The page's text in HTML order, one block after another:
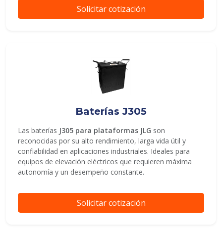
Solicitar cotización
Baterías J305
Las baterías J305 para plataformas JLG son
reconocidas por su alto rendimiento, larga vida útil y
confiabilidad en aplicaciones industriales. Ideales para
equipos de elevación eléctricos que requieren máxima
autonomía y un desempeño constante.
Solicitar cotización